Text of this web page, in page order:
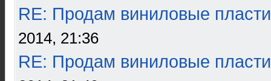
RE: Продам виниловые
2014, 21:36
RE: Продам виниловые